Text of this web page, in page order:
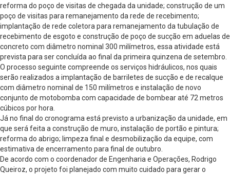
reforma do poço de visitas de chegada da unidade; construção de um
poço de visitas para remanejamento da rede de recebimento;
implantação de rede coletora para remanejamento da tubulação de
recebimento de esgoto e construção de poço de sucção em aduelas de
concreto com diâmetro nominal 300 milímetros, essa atividade está
prevista para ser concluída ao final da primeira quinzena de setembro.
O processo seguinte compreende os serviços hidráulicos, nos quais
serão realizados a implantação de barriletes de sucção e de recalque
com diâmetro nominal de 150 milímetros e instalação de novo
conjunto de motobomba com capacidade de bombear até 72 metros
cúbicos por hora.
Já no final do cronograma está previsto a urbanização da unidade, em
que será feita a construção de muro, instalação de portão e pintura;
reforma do abrigo; limpeza final e desmobilização da equipe, com
estimativa de encerramento para final de outubro.
De acordo com o coordenador de Engenharia e Operações, Rodrigo
Queiroz, o projeto foi planejado com muito cuidado para gerar o